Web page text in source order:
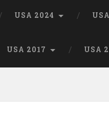
USA 2024
USA 2017 USA